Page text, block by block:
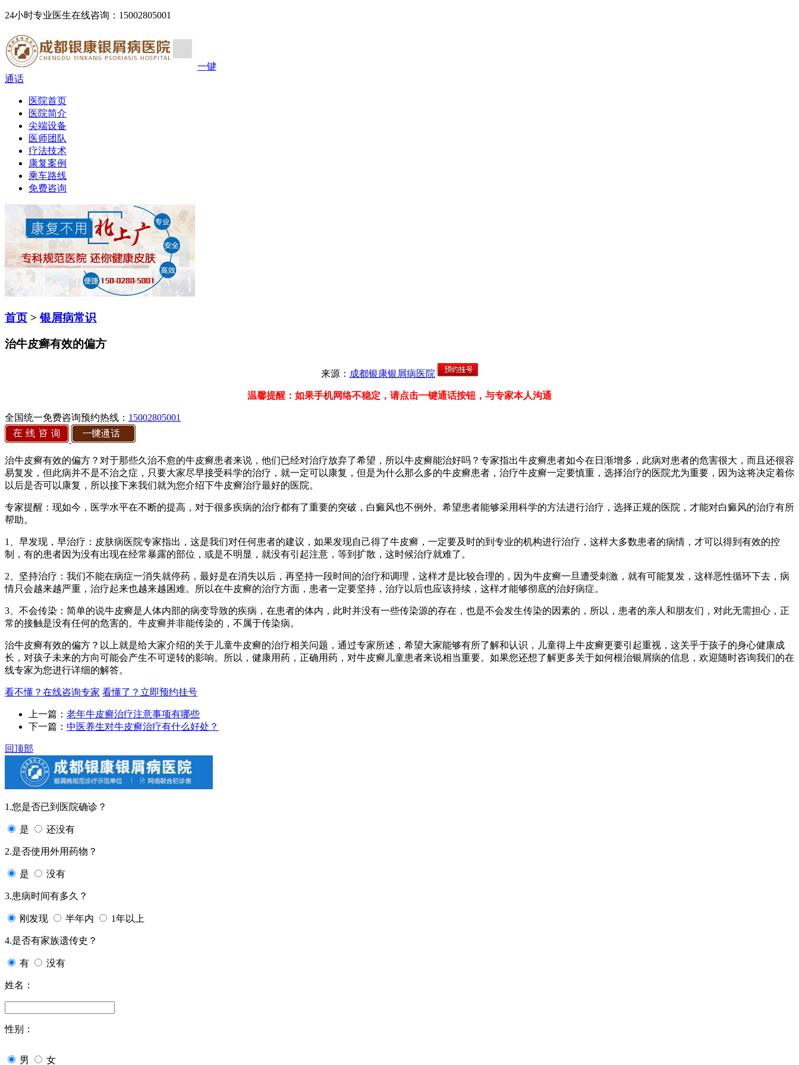
24小时专业医生在线咨询：15002805001
一键
通话
医院首页
医院简介
尖端设备
医师团队
疗法技术
康复案例
乘车路线
免费咨询
首页 >银屑病常识
治牛皮癣有效的偏方
来源： 成都银康银屑病医院
温馨提醒：如果手机网络不稳定，请点击一键通话按钮，与专家本人沟通
全国统一免费咨询预约热线： 15002805001
治牛皮癣有效的偏方？对于那些久治不愈的牛皮癣患者来说，他们已经对治疗放弃了希望，所以牛皮癣能治好吗？专家指出牛皮癣患者如今在日渐增多，此病对患者的危害很大，而且还很容
易复发，但此病并不是不治之症，只要大家尽早接受科学的治疗，就一定可以康复，但是为什么那么多的牛皮癣患者，治疗牛皮癣一定要慎重，选择治疗的医院尤为重要，因为这将决定着你
以后是否可以康复，所以接下来我们就为您介绍下牛皮癣治疗最好的医院。
专家提醒：现如今，医学水平在不断的提高，对于很多疾病的治疗都有了重要的突破，白癜风也不例外。希望患者能够采用科学的方法进行治疗，选择正规的医院，才能对白癜风的治疗有所
帮助。
1、早发现，早治疗：皮肤病医院专家指出，这是我们对任何患者的建议，如果发现自己得了牛皮癣，一定要及时的到专业的机构进行治疗，这样大多数患者的病情，才可以得到有效的控
制，有的患者因为没有出现在经常暴露的部位，或是不明显，就没有引起注意，等到扩散，这时候治疗就难了。
2、坚持治疗：我们不能在病症一消失就停药，最好是在消失以后，再坚持一段时间的治疗和调理，这样才是比较合理的，因为牛皮癣一旦遭受刺激，就有可能复发，这样恶性循环下去，病
情只会越来越严重，治疗起来也越来越困难。所以在牛皮癣的治疗方面，患者一定要坚持，治疗以后也应该持续，这样才能够彻底的治好病症。
3、不会传染：简单的说牛皮癣是人体内部的病变导致的疾病，在患者的体内，此时并没有一些传染源的存在，也是不会发生传染的因素的，所以，患者的亲人和朋友们，对此无需担心，正
常的接触是没有任何的危害的。牛皮癣并非能传染的，不属于传染病。
治牛皮癣有效的偏方？以上就是给大家介绍的关于儿童牛皮癣的治疗相关问题，通过专家所述，希望大家能够有所了解和认识，儿童得上牛皮癣更要引起重视，这关乎于孩子的身心健康成
长，对孩子未来的方向可能会产生不可逆转的影响。所以，健康用药，正确用药，对牛皮癣儿童患者来说相当重要。如果您还想了解更多关于如何根治银屑病的信息，欢迎随时咨询我们的在
线专家为您进行详细的解答。
看不懂？在线咨询专家 看懂了？立即预约挂号
上一篇： 老年牛皮癣治疗注意事项有哪些
下一篇： 中医养生对牛皮癣治疗有什么好处？
回顶部
1.您是否已到医院确诊？
是 还没有
2.是否使用外用药物？
是 没有
3.患病时间有多久？
刚发现 半年内 1年以上
4.是否有家族遗传史？
有 没有
姓名：
性别：
男 女